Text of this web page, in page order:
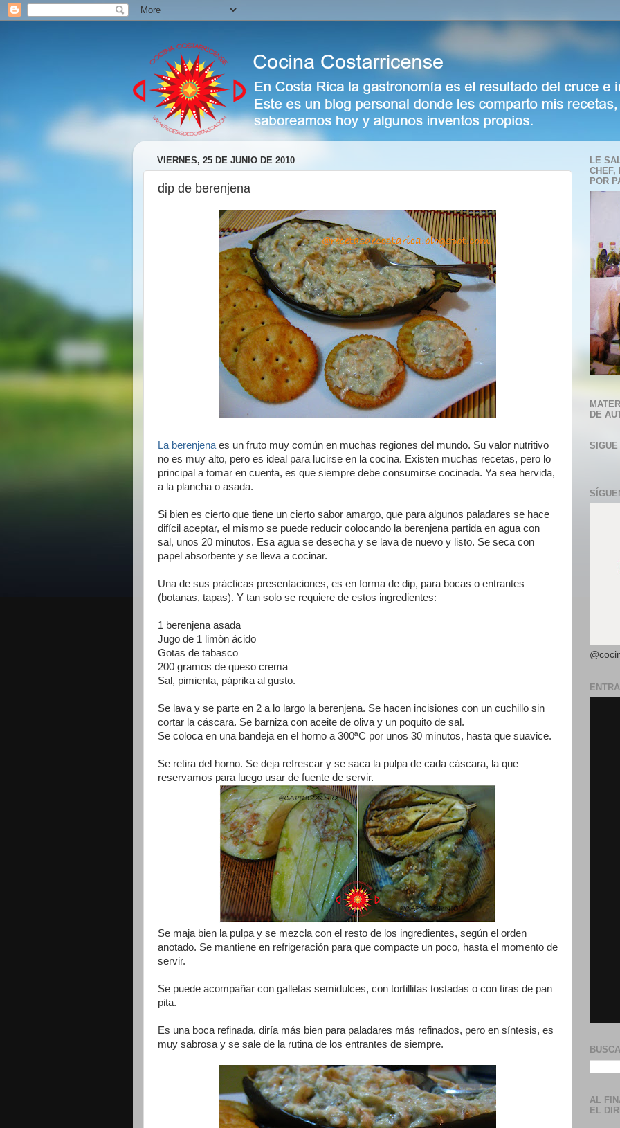
VIERNES, 25 DE JUNIO DE 2010
dip de berenjena
La berenjena es un fruto muy común en muchas regiones del mundo. Su valor nutritivo
no es muy alto, pero es ideal para lucirse en la cocina. Existen muchas recetas, pero lo
principal a tomar en cuenta, es que siempre debe consumirse cocinada. Ya sea hervida,
a la plancha o asada.
Si bien es cierto que tiene un cierto sabor amargo, que para algunos paladares se hace
difícil aceptar, el mismo se puede reducir colocando la berenjena partida en agua con
sal, unos 20 minutos. Esa agua se desecha y se lava de nuevo y listo. Se seca con
papel absorbente y se lleva a cocinar.
Una de sus prácticas presentaciones, es en forma de dip, para bocas o entrantes
(botanas, tapas). Y tan solo se requiere de estos ingredientes:
1 berenjena asada
Jugo de 1 limòn ácido
Gotas de tabasco
200 gramos de queso crema
Sal, pimienta, páprika al gusto.
Se lava y se parte en 2 a lo largo la berenjena. Se hacen incisiones con un cuchillo sin
cortar la cáscara. Se barniza con aceite de oliva y un poquito de sal.
Se coloca en una bandeja en el horno a 300ªC por unos 30 minutos, hasta que suavice.
Se retira del horno. Se deja refrescar y se saca la pulpa de cada cáscara, la que
reservamos para luego usar de fuente de servir.
Se maja bien la pulpa y se mezcla con el resto de los ingredientes, según el orden
anotado. Se mantiene en refrigeración para que compacte un poco, hasta el momento de
servir.
Se puede acompañar con galletas semidulces, con tortillitas tostadas o con tiras de pan
pita.
Es una boca refinada, diría más bien para paladares más refinados, pero en síntesis, es
muy sabrosa y se sale de la rutina de los entrantes de siempre.
LE
CHEF,
POR
DE
AL
EL